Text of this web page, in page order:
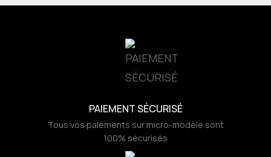
PAIEMENT SÉCURISÉ
Tous vos paiements sur micro-modèle sont
100% sécurisés